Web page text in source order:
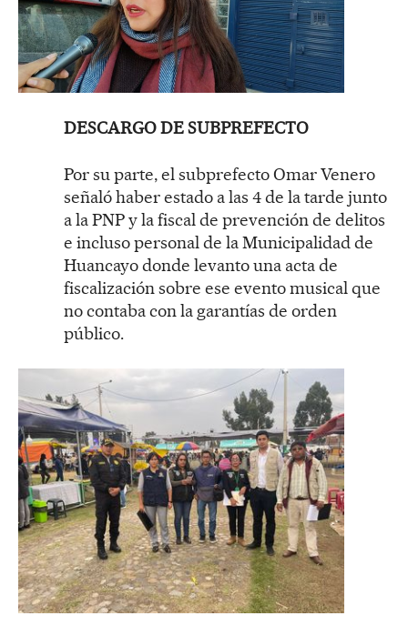
DESCARGO DE SUBPREFECTO
Por su parte, el subprefecto Omar Venero
señaló haber estado a las 4 de la tarde junto
a la PNP y la fiscal de prevención de delitos
e incluso personal de la Municipalidad de
Huancayo donde levanto una acta de
fiscalización sobre ese evento musical que
no contaba con la garantías de orden
público.